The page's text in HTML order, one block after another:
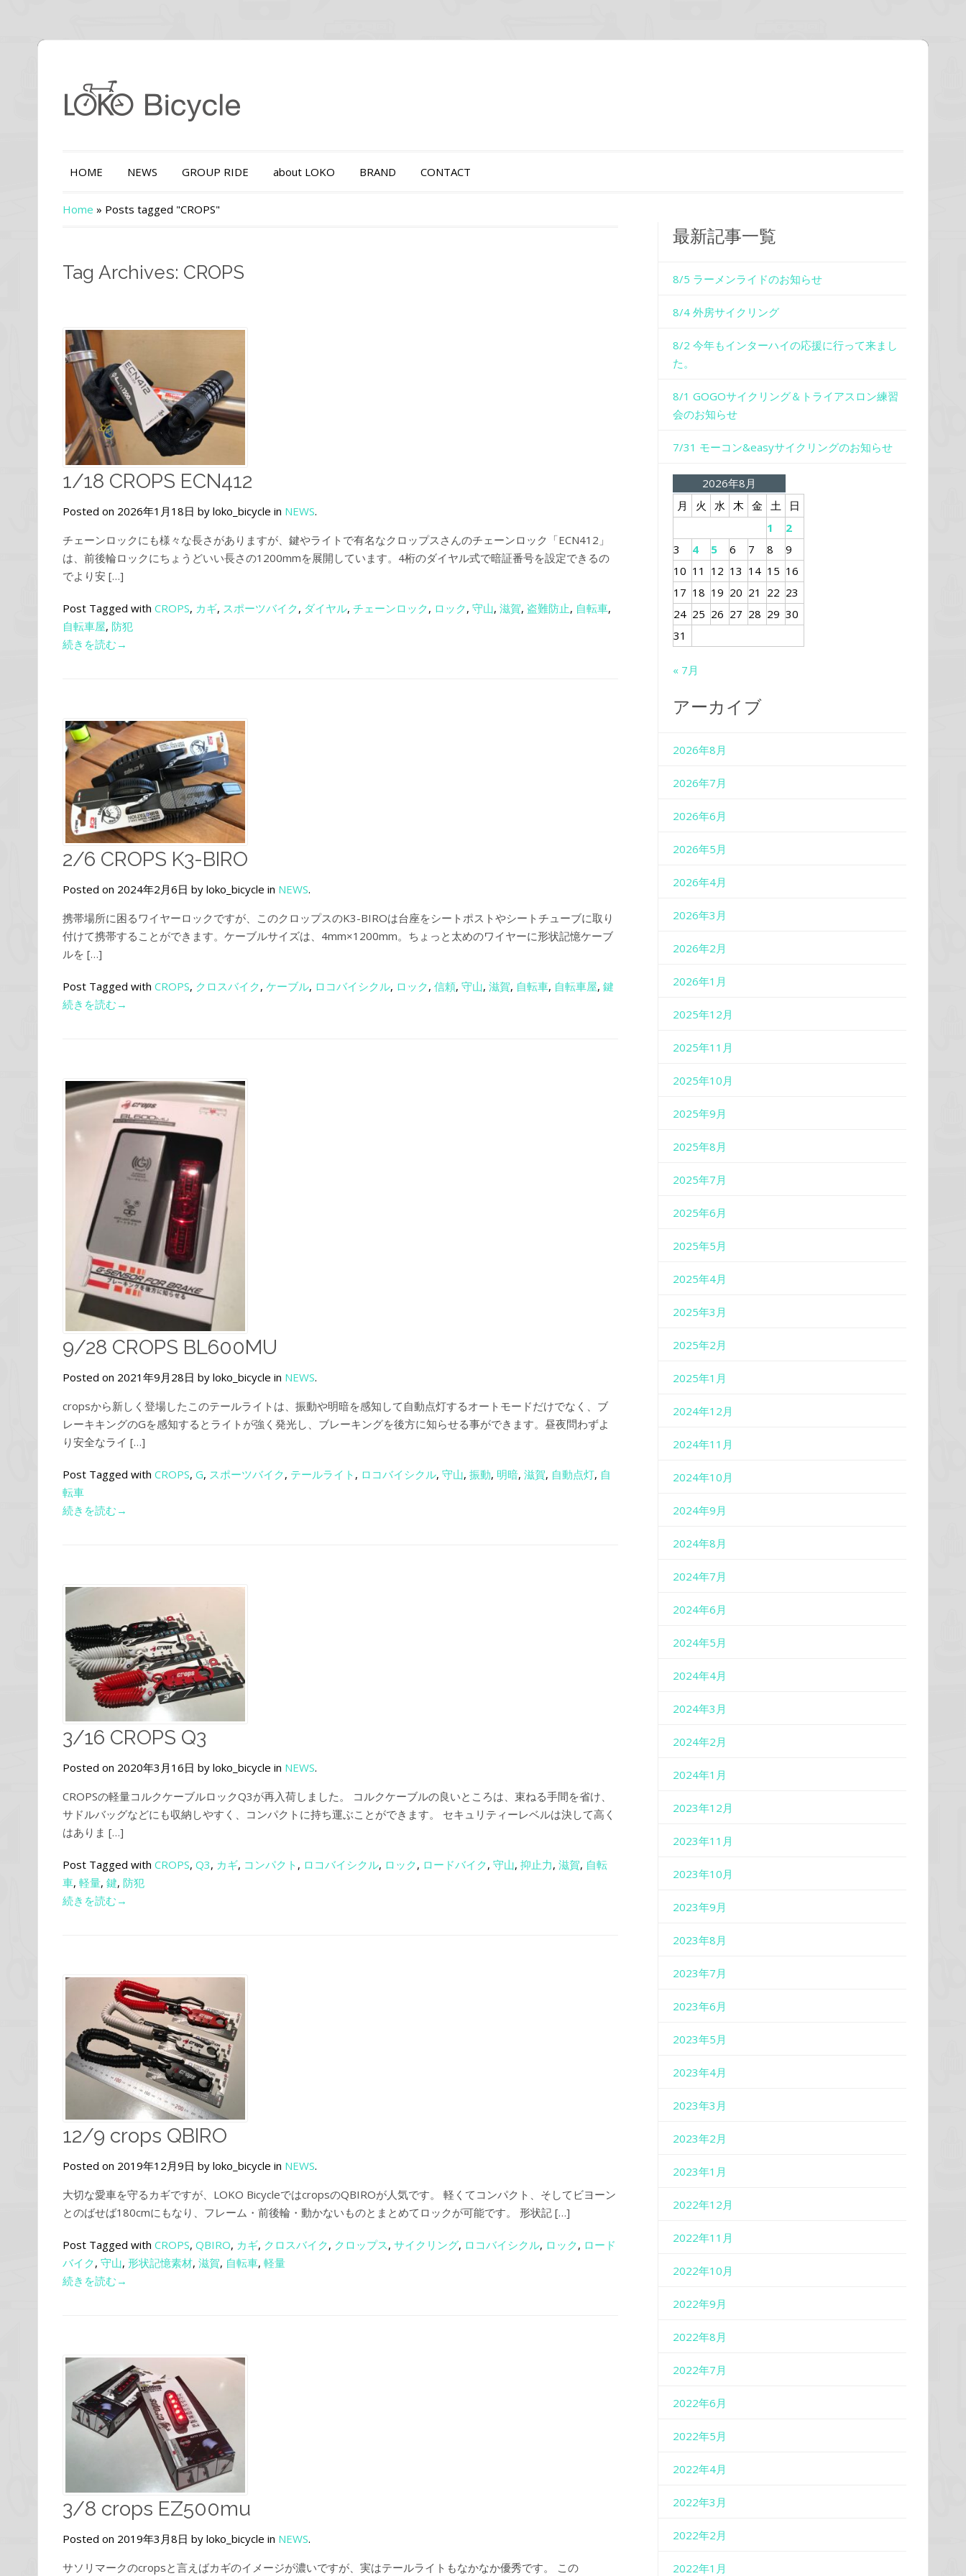
HOME NEWS GROUP RIDE about LOKO BRAND CONTACT
Home » Posts tagged "CROPS"
Tag Archives: CROPS
1/18 CROPS ECN412
Posted on 2026年1月18日 by loko_bicycle in NEWS.
チェーンロックにも様々な長さがありますが、鍵やライトで有名なクロップスさんのチェーンロック「ECN412」
は、前後輪ロックにちょうどいい長さの1200mmを展開しています。4桁のダイヤル式で暗証番号を設定できるの
でより安 […]
Post Tagged with CROPS, カギ, スポーツバイク, ダイヤル, チェーンロック, ロック, 守山, 滋賀, 盗難防止, 自転車,
自転車屋, 防犯
続きを読む→
2/6 CROPS K3-BIRO
Posted on 2024年2月6日 by loko_bicycle in NEWS.
携帯場所に困るワイヤーロックですが、このクロップスのK3-BIROは台座をシートポストやシートチューブに取り
付けて携帯することができます。ケーブルサイズは、4mm×1200mm。ちょっと太めのワイヤーに形状記憶ケーブ
ルを […]
Post Tagged with CROPS, クロスバイク, ケーブル, ロコバイシクル, ロック, 信頼, 守山, 滋賀, 自転車, 自転車屋, 鍵
続きを読む→
9/28 CROPS BL600MU
Posted on 2021年9月28日 by loko_bicycle in NEWS.
cropsから新しく登場したこのテールライトは、振動や明暗を感知して自動点灯するオートモードだけでなく、ブ
レーキキングのGを感知するとライトが強く発光し、ブレーキングを後方に知らせる事ができます。昼夜問わずよ
り安全なライ […]
Post Tagged with CROPS, G, スポーツバイク, テールライト , ロコバイシクル, 守山, 振動, 明暗, 滋賀, 自動点灯, 自
転車
続きを読む→
3/16 CROPS Q3
Posted on 2020年3月16日 by loko_bicycle in NEWS.
CROPSの軽量コルクケーブルロックQ3が再入荷しました。 コルクケーブルの良いところは、束ねる手間を省け、
サドルバッグなどにも収納しやすく、コンパクトに持ち運ぶことができます。 セキュリティーレベルは決して高く
はありま […]
Post Tagged with CROPS, Q3, カギ, コンパクト , ロコバイシクル, ロック, ロードバイク, 守山, 抑止力, 滋賀, 自転
車, 軽量, 鍵, 防犯
続きを読む→
12/9 crops QBIRO
Posted on 2019年12月9日 by loko_bicycle in NEWS.
大切な愛車を守るカギですが、LOKO BicycleではcropsのQBIROが人気です。 軽くてコンパクト、そしてビヨーン
とのばせば180cmにもなり、フレーム・前後輪・動かないものとまとめてロックが可能です。 形状記 […]
Post Tagged with CROPS, QBIRO, カギ, クロスバイク, クロップス, サイクリング, ロコバイシクル, ロック, ロード
バイク, 守山, 形状記憶素材, 滋賀, 自転車, 軽量
続きを読む→
3/8 crops EZ500mu
Posted on 2019年3月8日 by loko_bicycle in NEWS.
サソリマークのcropsと言えばカギのイメージが濃いですが、実はテールライトもなかなか優秀です。 この
最新記事一覧
8/5 ラーメンライドのお知らせ
8/4 外房サイクリング
8/2 今年もインターハイの応援に行って来まし
た。
8/1 GOGOサイクリング＆トライアスロン練習
会のお知らせ
7/31 モーコン&easyサイクリングのお知らせ
2026年8月
月
火 水 木 金 土
日
1
2
3
4 5 6 7 8
9
10 11 12 13 14 15 16
17 18 19 20 21 22 23
24 25 26 27 28 29 30
31
« 7月
アーカイブ
2026年8月
2026年7月
2026年6月
2026年5月
2026年4月
2026年3月
2026年2月
2026年1月
2025年12月
2025年11月
2025年10月
2025年9月
2025年8月
2025年7月
2025年6月
2025年5月
2025年4月
2025年3月
2025年2月
2025年1月
2024年12月
2024年11月
2024年10月
2024年9月
2024年8月
2024年7月
2024年6月
2024年5月
2024年4月
2024年3月
2024年2月
2024年1月
2023年12月
2023年11月
2023年10月
2023年9月
2023年8月
2023年7月
2023年6月
2023年5月
2023年4月
2023年3月
2023年2月
2023年1月
2022年12月
2022年11月
2022年10月
2022年9月
2022年8月
2022年7月
2022年6月
2022年5月
2022年4月
2022年3月
2022年2月
2022年1月